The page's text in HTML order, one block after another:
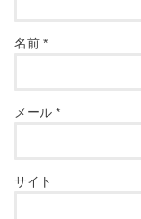
名前*
メール*
サイト